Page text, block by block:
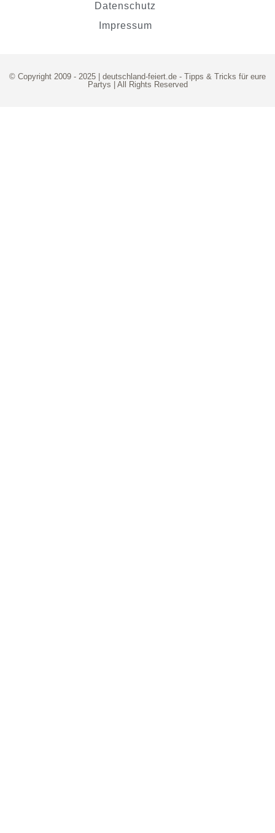
Datenschutz
Impressum
© Copyright 2009 - 2025 | deutschland-feiert.de - Tipps & Tricks für eure
Partys | All Rights Reserved